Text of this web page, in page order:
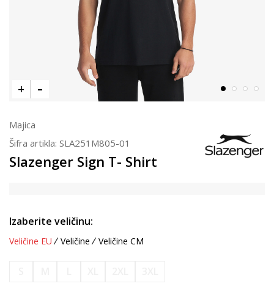
Majica
Šifra artikla: SLA251M805-01
Slazenger Sign T- Shirt
Izaberite veličinu:
Veličine EU Veličine Veličine CM